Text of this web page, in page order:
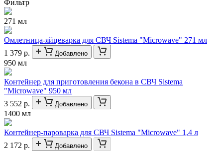
Фильтр
271 мл
Омлетница-яйцеварка для СВЧ Sistema "Microwave" 271 мл
1 379 р.
Добавлено
950 мл
Контейнер для приготовления бекона в СВЧ Sistema
"Microwave" 950 мл
3 552 р.
Добавлено
1400 мл
Контейнер-пароварка для СВЧ Sistema "Microwave" 1,4 л
2 172 р.
Добавлено